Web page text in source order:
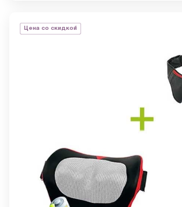
Цена со скидкой